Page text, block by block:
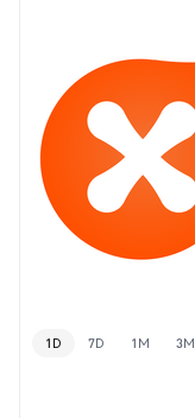
1D 7D 1M 3M